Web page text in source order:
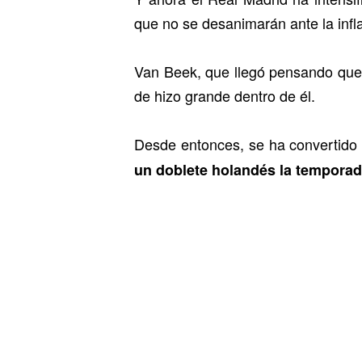
que no se desanimarán ante la
Van Beek, que llegó pensando
de hizo grande dentro de él.
Desde entonces, se ha
un doblete holandés la